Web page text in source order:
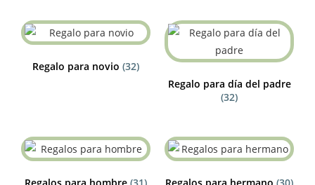
Regalo para novio (32)
Regalo para día del padre
(32)